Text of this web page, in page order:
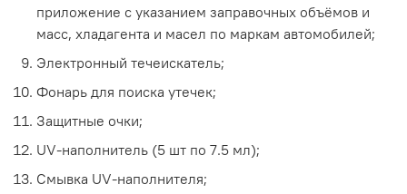
приложение с указанием заправочных объёмов и
масс, хладагента и масел по маркам автомобилей;
Электронный течеискатель;
Фонарь для поиска утечек;
Защитные очки;
UV-наполнитель (5 шт по 7.5 мл);
Смывка UV-наполнителя;